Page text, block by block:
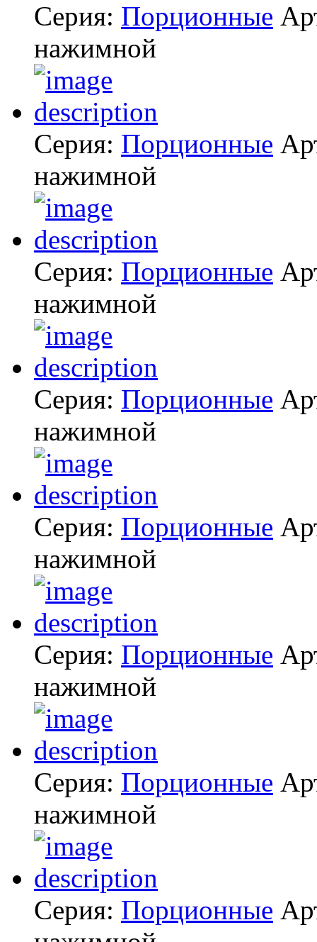
Серия: Порционные
нажимной
Серия: Порционные
нажимной
Серия: Порционные
нажимной
Серия: Порционные
нажимной
Серия: Порционные
нажимной
Серия: Порционные
нажимной
Серия: Порционные
нажимной
Серия: Порционные